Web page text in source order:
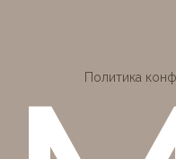
Политика